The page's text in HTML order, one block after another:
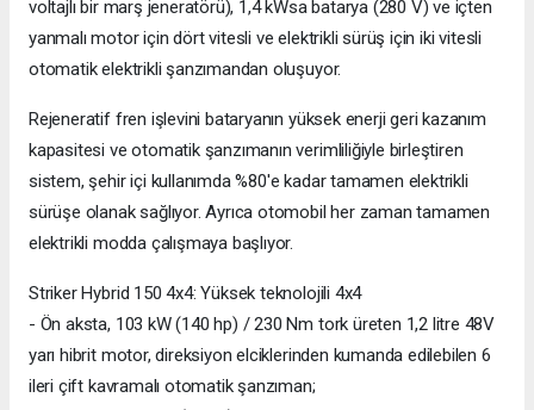
voltajlı bir marş jeneratörü), 1,4 kWsa batarya (280 V) ve içten
yanmalı motor için dört vitesli ve elektrikli sürüş için iki vitesli
otomatik elektrikli şanzımandan oluşuyor.
Rejeneratif fren işlevini bataryanın yüksek enerji geri kazanım
kapasitesi ve otomatik şanzımanın verimliliğiyle birleştiren
sistem, şehir içi kullanımda %80'e kadar tamamen elektrikli
sürüşe olanak sağlıyor. Ayrıca otomobil her zaman tamamen
elektrikli modda çalışmaya başlıyor.
Striker Hybrid 150 4x4: Yüksek teknolojili 4x4
- Ön aksta, 103 kW (140 hp) / 230 Nm tork üreten 1,2 litre 48V
yarı hibrit motor, direksiyon elciklerinden kumanda edilebilen 6
ileri çift kavramalı otomatik şanzıman;